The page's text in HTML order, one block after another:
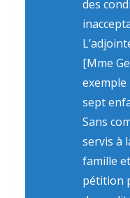
des
[Mme
sept
Sans
servis à
famille
pétition